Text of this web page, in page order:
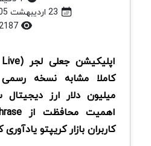
میلیون دلار ارز
کاربران بازار کریپتو یادآوری